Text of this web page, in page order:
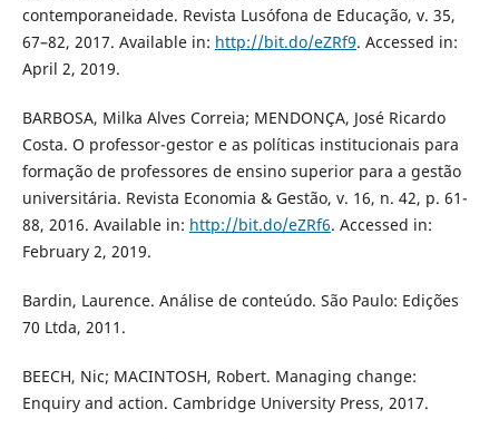
contemporaneidade. Revista Lusófona de Educação, v. 35,
67–82, 2017. Available in: http://bit.do/eZRf9. Accessed in:
April 2, 2019.
BARBOSA, Milka Alves Correia; MENDONÇA, José Ricardo
Costa. O professor-gestor e as políticas institucionais para
formação de professores de ensino superior para a gestão
universitária. Revista Economia & Gestão, v. 16, n. 42, p. 61-
88, 2016. Available in: http://bit.do/eZRf6. Accessed in:
February 2, 2019.
Bardin, Laurence. Análise de conteúdo. São Paulo: Edições
70 Ltda, 2011.
BEECH, Nic; MACINTOSH, Robert. Managing change:
Enquiry and action. Cambridge University Press, 2017.